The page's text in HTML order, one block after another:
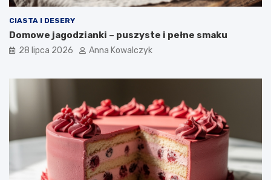
CIASTA I DESERY
Domowe jagodzianki – puszyste i pełne smaku
28 lipca 2026 Anna Kowalczyk